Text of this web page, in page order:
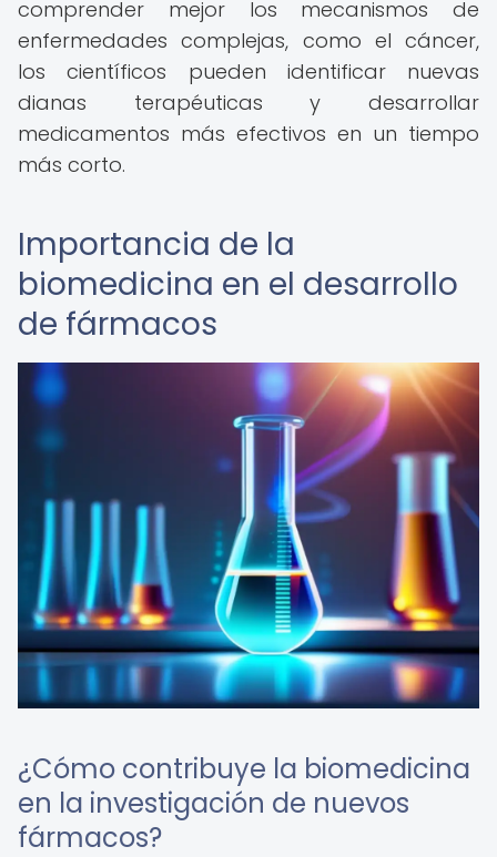
comprender mejor los mecanismos de
enfermedades complejas, como el cáncer,
los científicos pueden identificar nuevas
dianas terapéuticas y desarrollar
medicamentos más efectivos en un tiempo
más corto.
Importancia de la
biomedicina en el desarrollo
de fármacos
¿Cómo contribuye la biomedicina
en la investigación de nuevos
fármacos?